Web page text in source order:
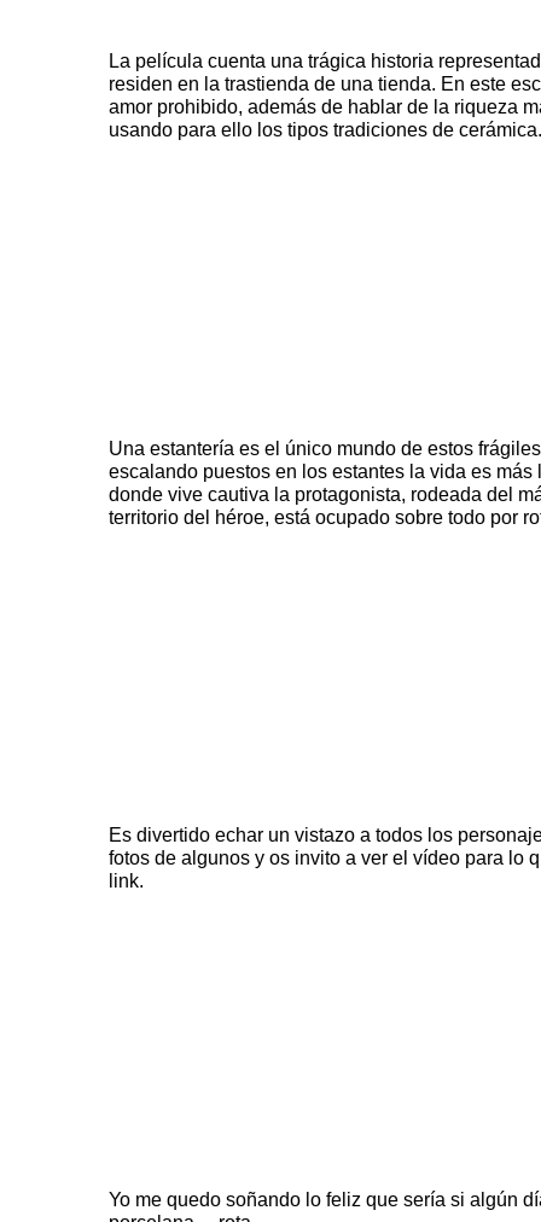
La película cuenta una trágica historia
residen en la trastienda de una tienda. En este
amor prohibido, además de hablar de la riqueza
usando para ello los tipos tradiciones de cerámica.
Una estantería es el único mundo de estos
escalando puestos en los estantes la vida es
donde vive cautiva la protagonista, rodeada del
territorio del héroe, está ocupado sobre todo por
Es divertido echar un vistazo a todos los
fotos de algunos y os invito a ver el vídeo para lo
link.
Yo me quedo soñando lo feliz que sería si algún